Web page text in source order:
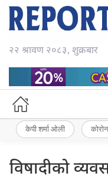
२२ श्रावण २०८३, शुक्रबार
केपी शर्मा ओली
विषादीको